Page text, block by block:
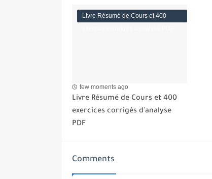
Livre Résumé de Cours et 400
few moments ago
Livre Résumé de Cours et 400
exercices corrigés d'analyse
PDF
Comments